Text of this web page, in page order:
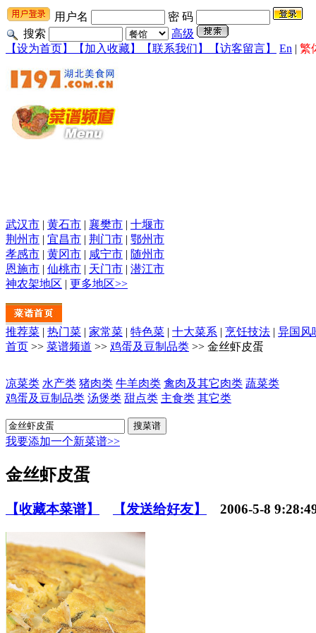
用户名
密 码
搜索
高级
【设为首页】
【加入收藏】 【联系我们】 【访客留言】 En | 繁
武汉市 | 黄石市 | 襄樊市 | 十堰市
荆州市 | 宜昌市 | 荆门市 | 鄂州市
孝感市 | 黄冈市 | 咸宁市 | 随州市
恩施市 | 仙桃市 | 天门市 | 潜江市
神农架地区 | 更多地区>>
推荐菜 | 热门菜 | 家常菜 | 特色菜 | 十大菜系 | 烹饪技法 | 异国风
首页 >> 菜谱频道 >> 鸡蛋及豆制品类 >> 金丝虾皮蛋
凉菜类 水产类 猪肉类 牛羊肉类 禽肉及其它肉类 蔬菜类
鸡蛋及豆制品类 汤煲类 甜点类 主食类 其它类
我要添加一个新菜谱>>
金丝虾皮蛋
【收藏本菜谱】 【发送给好友】 2006-5-8